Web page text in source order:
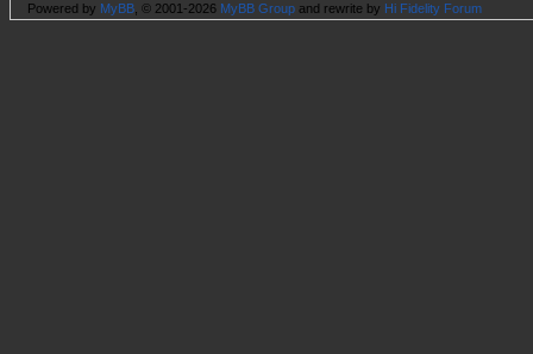
Powered by MyBB , © 2001-2026 MyBB Group and rewrite by Hi Fidelity Forum